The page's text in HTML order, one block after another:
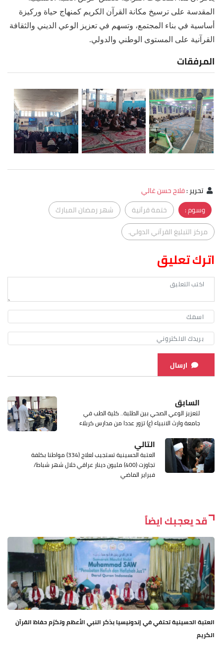
المقدسة على ترسيخ مكانة القرآن الكريم كمنهاج حياة وركيزة
أساسية في بناء المجتمع، وتسهم في تعزيز الوعي الديني والثقافة
القرآنية على المستوى الوطني والدولي.
المرفقات
تحرير:فلاح حسن غالي
وسوم :
ختمة قرآنية
شهر رمضان المبارك
مركز التبليغ القرآني الدولي.
اترك تعليق
ارسال
السابق
لتعزيز الوعي الصحي بين الطلبة.. كلية الطب في
جامعة وارث الانبياء (ع) تزور عددا من مدارس كربلاء
التالي
العتبة الحسينية تستجيب لعلاج (334) مواطنا بكلفة
تجاوزت (400) مليون دينار عراقي خلال شهر شباط/
فبراير الماضي
قد يعجبك ايضاً
العتبة الحسينية تحتفي في إندونيسيا بذكر النبي الأعظم وتكرّم حفاظ القرآن
الكريم